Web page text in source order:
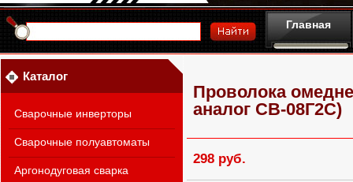
Главная
Каталог
Сварочные инверторы
Сварочные полуавтоматы
Аргонодуговая сварка
Проволока
аналог СВ-08Г2С)
298 руб.